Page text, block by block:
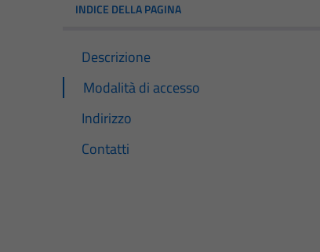
INDICE DELLA PAGINA
Descrizione
Modalità di accesso
Indirizzo
Contatti